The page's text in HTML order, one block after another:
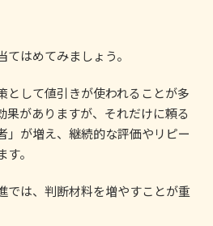
はめてみましょう。
として値引きが使われることが多
果がありますが、それだけに頼る
」が増え、継続的な評価やリピー
。
では、判断材料を増やすことが重